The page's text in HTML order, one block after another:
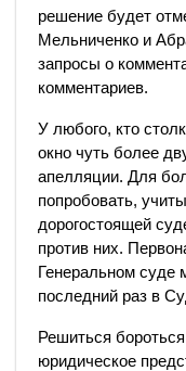
решение будет
Мельниченко и
запросы о
комментариев.
У любого, кто
окно чуть более
апелляции. Для
попробовать,
дорогостоящей
против них.
Генеральном суде
последний раз в
Решиться
юридическое